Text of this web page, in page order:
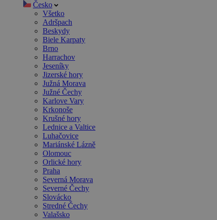
Česko
Všetko
Adršpach
Beskydy
Biele Karpaty
Brno
Harrachov
Jeseníky
Jizerské hory
Južná Morava
Južné Čechy
Karlove Vary
Krkonoše
Krušné hory
Lednice a Valtice
Luhačovice
Mariánské Lázně
Olomouc
Orlické hory
Praha
Severná Morava
Severné Čechy
Slovácko
Stredné Čechy
Valašsko